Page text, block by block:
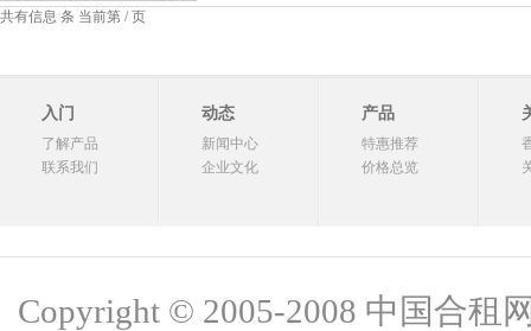
共有信息 条 当前第 / 页
入门
了解产品
联系我们
动态
新闻中心
企业文化
产品
特惠推荐
价格总览
Copyright © 2005-2008 中国合租